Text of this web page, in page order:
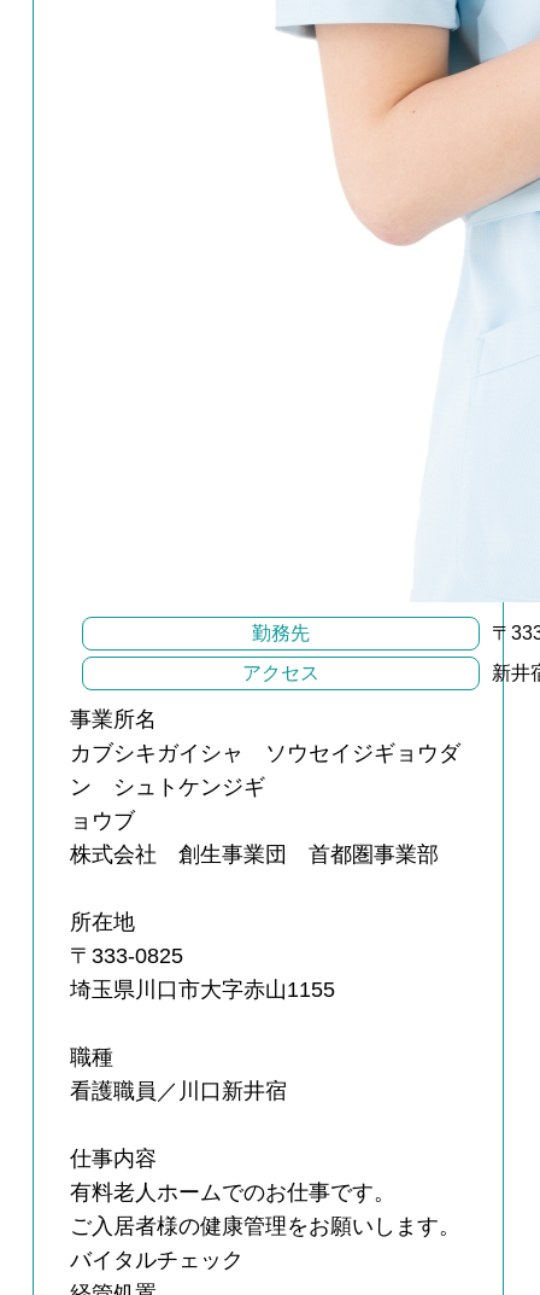
勤務先
〒
アクセス
新井
事業所名
カブシキガイシャ ソウセイジギョウダ
ン シュトケンジギ
ョウブ
株式会社 創生事業団 首都圏事業部
所在地
〒333-0825
埼玉県川口市大字赤山1155
職種
看護職員／川口新井宿
仕事内容
有料老人ホームでのお仕事です。
ご入居者様の健康管理をお願いします。
バイタルチェック